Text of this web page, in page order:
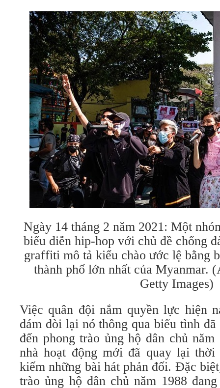
Ngày 14 tháng 2 năm 2021: Một
biểu diễn hip-hop với chủ đề chống
graffiti mô tả kiểu chào ước lệ bằng
thành phố lớn nhất của Myanmar.
Getty Images)
Việc quân đội nắm quyền lực hiện
dám đòi lại nó thông qua biểu tình
đến phong trào ủng hộ dân chủ
nhà hoạt động mới đã quay lại
kiếm những bài hát phản đối. Đặc
trào ủng hộ dân chủ năm 1988